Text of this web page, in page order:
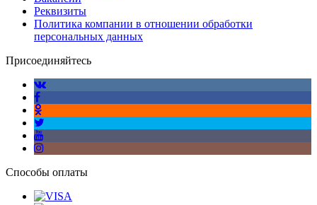
Реквизиты
Политика компании в отношении обработки
персональных данных
Присоединяйтесь
Способы оплаты